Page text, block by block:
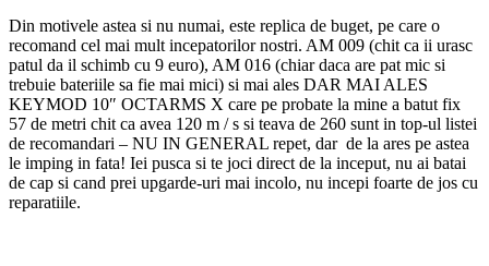
Din motivele astea si nu numai, este replica de buget, pe care o
recomand cel mai mult incepatorilor nostri. AM 009 (chit ca ii urasc
patul da il schimb cu 9 euro), AM 016 (chiar daca are pat mic si
trebuie bateriile sa fie mai mici) si mai ales DAR MAI ALES
KEYMOD 10″ OCTARMS X care pe probate la mine a batut fix
57 de metri chit ca avea 120 m / s si teava de 260 sunt in top-ul listei
de recomandari – NU IN GENERAL repet, dar de la ares pe astea
le imping in fata! Iei pusca si te joci direct de la inceput, nu ai batai
de cap si cand prei upgarde-uri mai incolo, nu incepi foarte de jos cu
reparatiile.